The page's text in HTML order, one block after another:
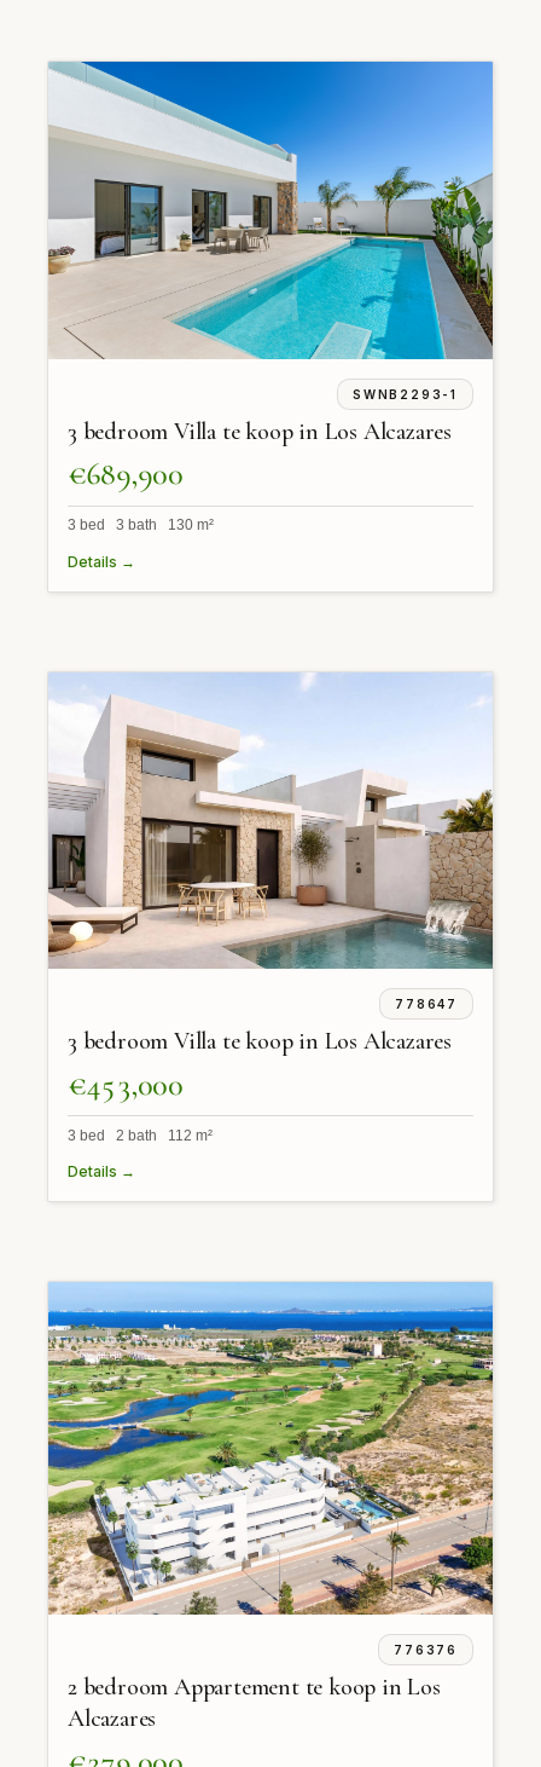
SWNB2293-1
3 bedroom Villa te koop in Los Alcazares
€689,900
3 bed 3 bath 130 m²
Details →
778647
3 bedroom Villa te koop in Los Alcazares
€453,000
3 bed 2 bath 112 m²
Details →
776376
2 bedroom Appartement te koop in Los
Alcazares